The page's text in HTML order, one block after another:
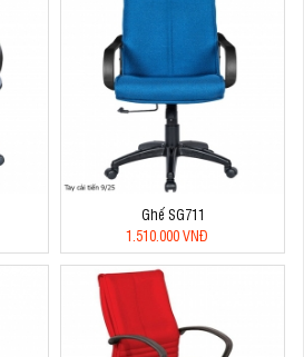
Ghế SG711
1.510.000 VNĐ